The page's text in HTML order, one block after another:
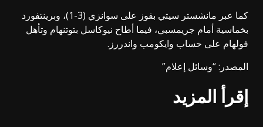
كما عبر مانشستر سيتي بفوز على سوانزي (3-1)، وبرينتفورد
بخماسية أمام جريمسبي، فيما أطاح نيوكاسل بتوتنهام وتأهل
فولهام على حساب وايكومب واندررز.
المصدر: “وسائل إعلام”
إقرأ المزيد